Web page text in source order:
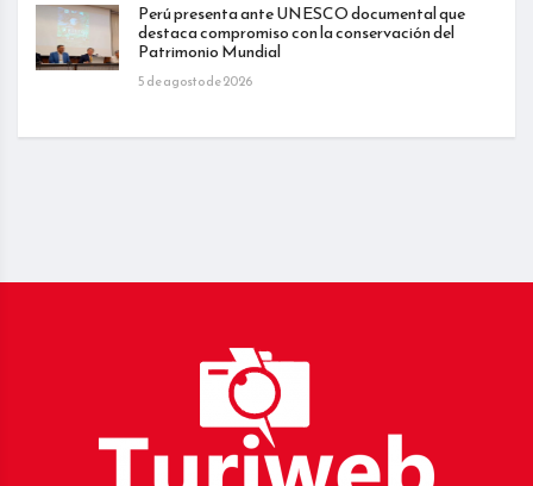
Perú presenta ante UNESCO documental que
destaca compromiso con la conservación del
Patrimonio Mundial
5 de agosto de 2026